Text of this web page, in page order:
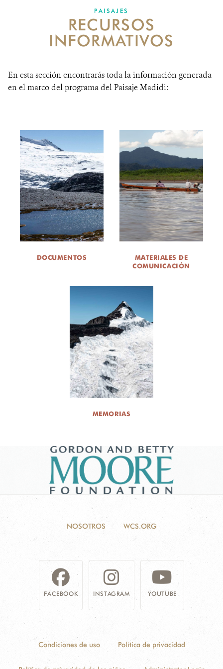
NOSOTROS
PAISAJES
RECURSOS
INFORMATIVOS
En esta sección encontrarás toda la información generada
en el marco del programa del Paisaje Madidi:
DOCUMENTOS
MATERIALES DE
COMUNICACIÓN
MEMORIAS
NOSOTROS WCS.ORG
FACEBOOK INSTAGRAM YOUTUBE
Condiciones de uso Política de privacidad